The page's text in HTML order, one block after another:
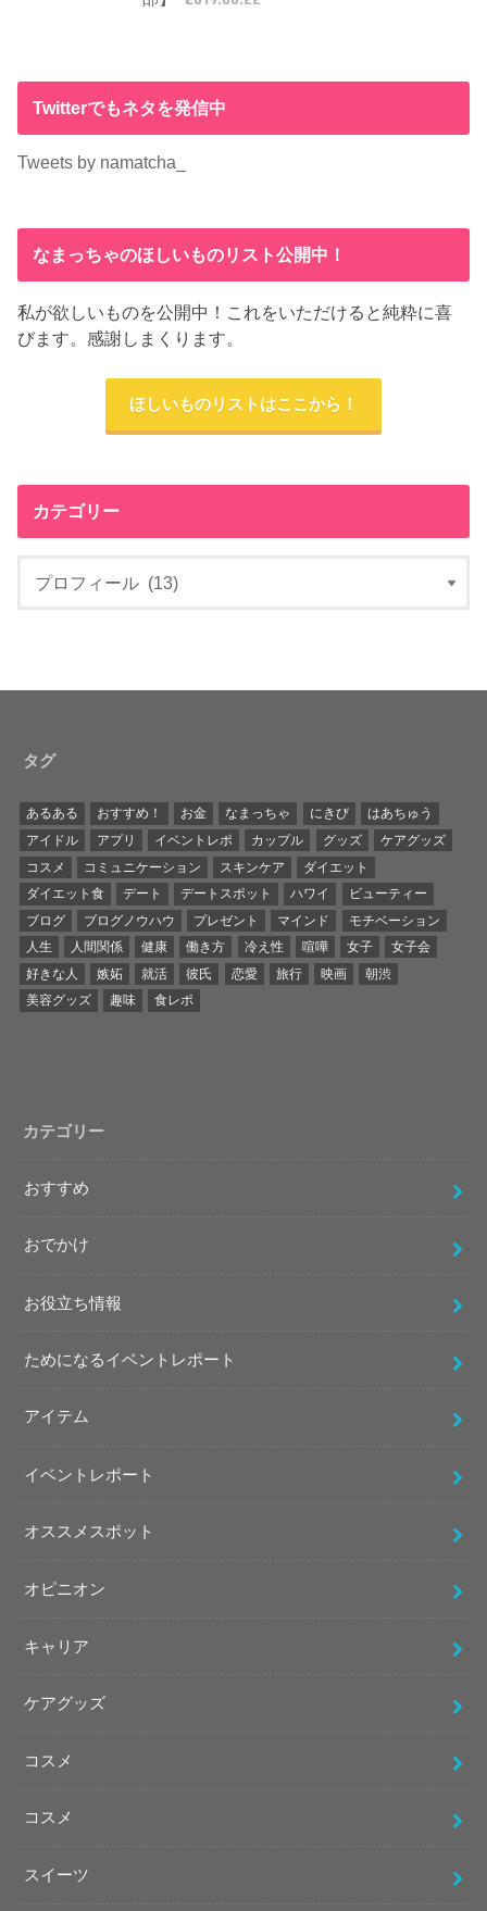
Twitterでもネタを発信中
Tweets by namatcha_
なまっちゃのほしいものリスト公開中！
私が欲しいものを公開中！これをいただけると純粋に喜
びます。感謝しまくります。
ほしいものリストはここから！
カテゴリー
タグ
あるある おすすめ！ お金 なまっちゃ にきび
はあちゅう
アイドル
アプリ イベントレポ カップル グッズ
ケアグッズ
コスメ
コミュニケーション スキンケア
ダイエット
ダイエット食
デート デートスポット ハワイ
ビューティー
ブログ
ブログノウハウ プレゼント マインド
モチベーション
人生
人間関係 健康 働き方 冷え性 喧嘩 女子
女子会
好きな人
嫉妬 就活 彼氏 恋愛 旅行 映画
朝渋
美容グッズ
趣味 食レポ
カテゴリー
おすすめ
おでかけ
お役立ち情報
ためになるイベントレポート
アイテム
イベントレポート
オススメスポット
オピニオン
キャリア
ケアグッズ
コスメ
コスメ
スイーツ